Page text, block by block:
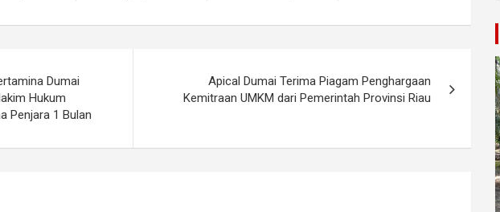
Dumai
Hukum
Penjara 1 Bulan
Apical Dumai Terima Piagam Penghargaan
Kemitraan UMKM dari Pemerintah Provinsi Riau